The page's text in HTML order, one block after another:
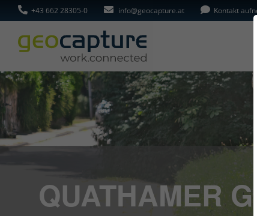
+43 662 28305-0 info@geocapture.at Kontakt
QUATHAMER